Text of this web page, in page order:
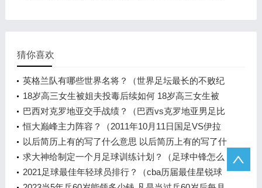
猜你喜欢
英格兰队有哪些世界名将？（世界足坛最长的不败纪
录？）
18岁高三女生被姐夫投毒后续如何 18岁高三女生被
姐夫投毒案件始末回顾
巴西对克罗地亚交手战绩？（巴西vs克罗地亚男足比
分？）
恒大巅峰主力阵容？（2011年10月11日国足VS伊拉
克国足队长是谁？）
以后简历上有的写了什么意思 以后简历上有的写了什
么情况
求大神给制定一个月足球训练计划？（足球中锋怎么
训练？）
2021足球最佳年轻球员排行？（cba历届最佳星锐球